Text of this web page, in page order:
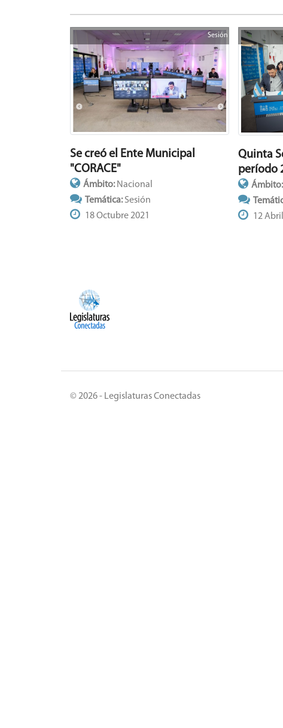
Sesión
Se creó el Ente Municipal
"CORACE"
Ámbito: Nacional
Temática:Sesión
18 Octubre 2021
Quinta
período
Ámbito:
12
© 2026 - Legislaturas Conectadas